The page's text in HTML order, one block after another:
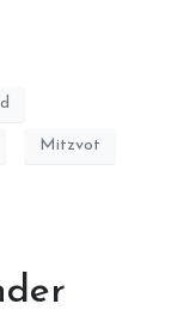
Mitzvot